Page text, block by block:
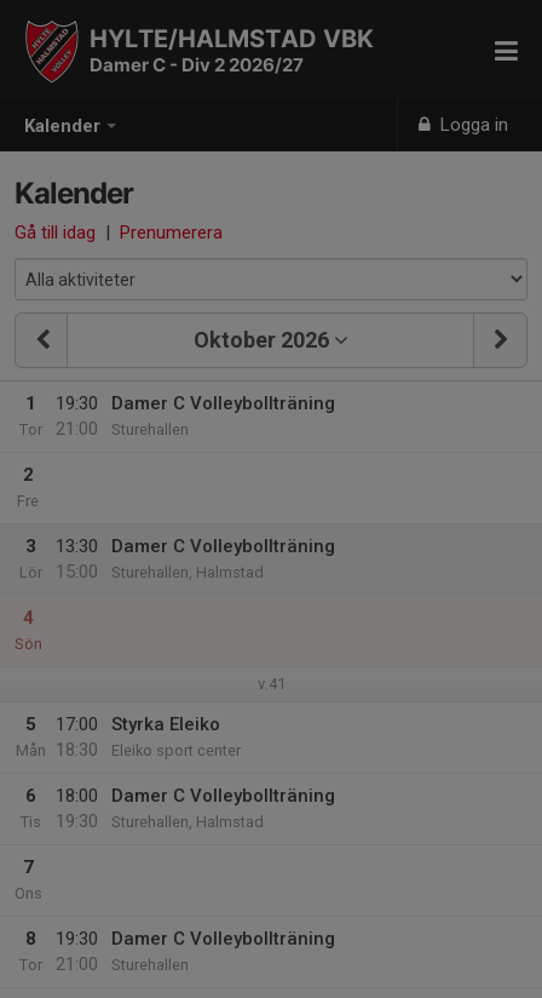
Kalender Logga in
HYLTE/HALMSTAD VBK
Damer C - Div 2 2026/27
Kalender
Gå till idag | Prenumerera
Oktober 2026
1
Tor
19:30
21:00
Damer C Volleybollträning
Sturehallen
2
Fre
3
Lör
13:30
15:00
Damer C Volleybollträning
Sturehallen, Halmstad
4
Sön
v.41
5
Mån
17:00
18:30
Styrka Eleiko
Eleiko sport center
6
Tis
18:00
19:30
Damer C Volleybollträning
Sturehallen, Halmstad
7
Ons
8
Tor
19:30
21:00
Damer C Volleybollträning
Sturehallen